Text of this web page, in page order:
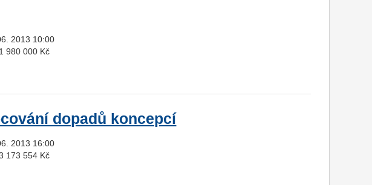
2013 10:00
980 000 Kč
dopadů koncepcí
2013 16:00
173 554 Kč